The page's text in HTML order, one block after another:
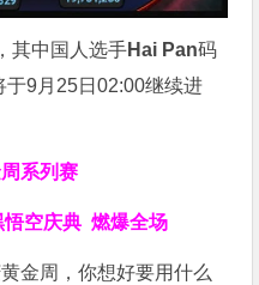
其中国人选手Hai Pan码
9月25日02:00继续进
系列赛
悟空庆典燃爆全场
金周，你想好要用什么